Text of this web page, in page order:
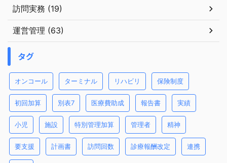
訪問実務 (19)
運営管理 (63)
タグ
オンコール ターミナル リハビリ 保険制度
初回加算 別表7 医療費助成 報告書 実績
小児 施設 特別管理加算 管理者 精神
要支援 計画書 訪問回数 診療報酬改定 連携